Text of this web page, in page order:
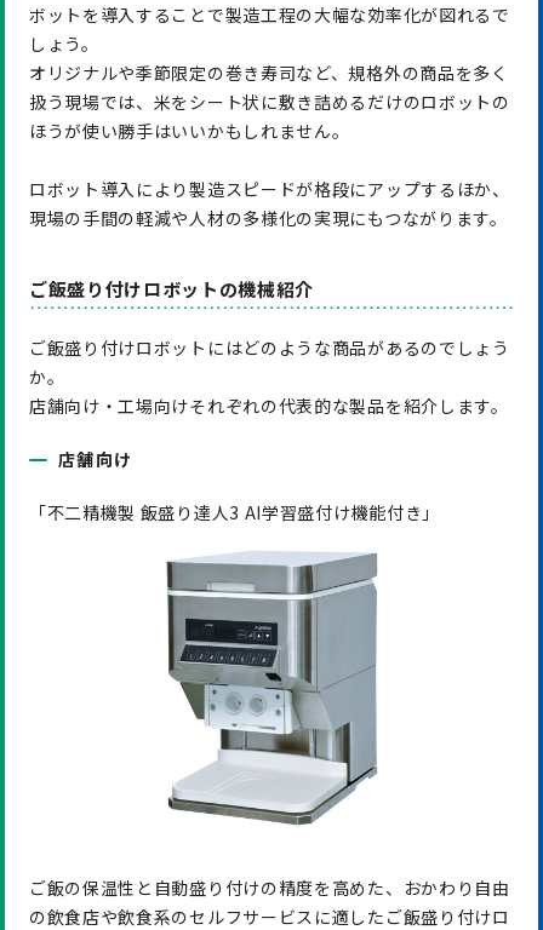
ボットを導入することで製造工程の大幅な効率化が図れるで
しょう。
オリジナルや季節限定の巻き寿司など、規格外の商品を多く
扱う現場では、米をシート状に敷き詰めるだけのロボットの
ほうが使い勝手はいいかもしれません。
ロボット導入により製造スピードが格段にアップするほか、
現場の手間の軽減や人材の多様化の実現にもつながります。
ご飯盛り付けロボットの機械紹介
ご飯盛り付けロボットにはどのような商品があるのでしょう
か。
店舗向け・工場向けそれぞれの代表的な製品を紹介します。
店舗向け
「不二精機製 飯盛り達人3 AI学習盛付け機能付き」
ご飯の保温性と自動盛り付けの精度を高めた、おかわり自由
の飲食店や飲食系のセルフサービスに適したご飯盛り付けロ